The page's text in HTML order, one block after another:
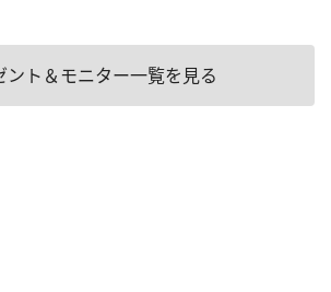
ント＆モニター一覧を見る